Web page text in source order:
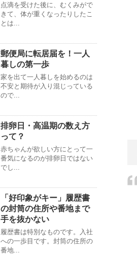
点滴を受けた後に、むくみがで
きて、体が重くなったりしたこ
とは...
郵便局に転居届を！一人
暮しの第一歩
家を出て一人暮しを始めるのは
不安と期待が入り混じっている
ので...
排卵日・高温期の数え方
って？
赤ちゃんが欲しい方にとって一
番気になるのが排卵日ではない
でし...
「好印象がキー」履歴書
の封筒の住所や番地まで
手を抜かない
履歴書は特別なものです。入社
への一歩目です。封筒の住所の
番地...